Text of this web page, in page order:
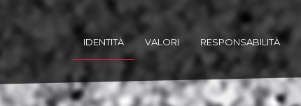
IDENTITÀ VALORI RESPONSABILITÀ